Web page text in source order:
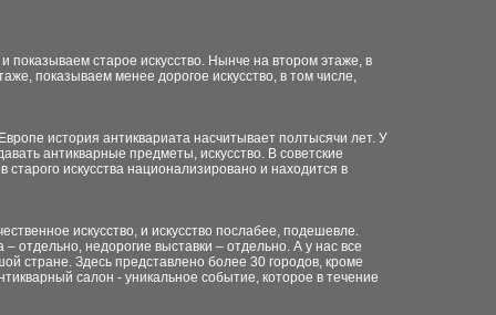
старое искусство. Нынче на втором этаже, в
показываем менее дорогое искусство, в том числе,
история антиквариата насчитывает полтысячи лет. У
антикварные предметы, искусство. В советские
искусства национализировано и находится в
искусство, и искусство послабее, подешевле.
отдельно, недорогие выставки – отдельно. А у нас все
стране. Здесь представлено более 30 городов, кроме
салон - уникальное событие, которое в течение